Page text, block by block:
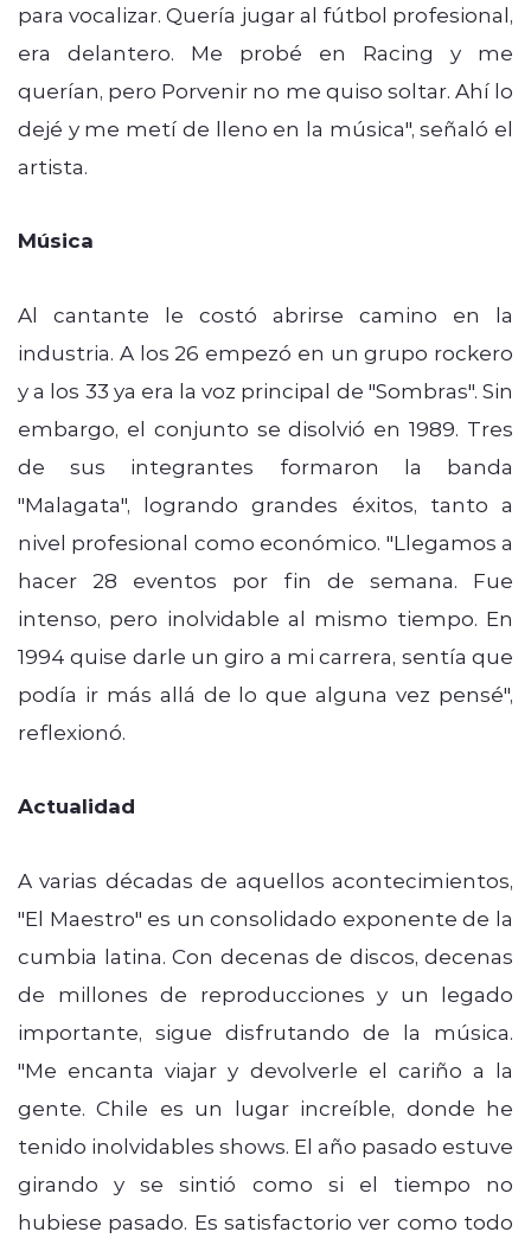
para vocalizar. Quería jugar al fútbol profesional,
era delantero. Me probé en Racing y me
querían, pero Porvenir no me quiso soltar. Ahí lo
dejé y me metí de lleno en la música", señaló el
artista.
Música
Al cantante le costó abrirse camino en la
industria. A los 26 empezó en un grupo rockero
y a los 33 ya era la voz principal de "Sombras". Sin
embargo, el conjunto se disolvió en 1989. Tres
de sus integrantes formaron la banda
"Malagata", logrando grandes éxitos, tanto a
nivel profesional como económico. "Llegamos a
hacer 28 eventos por fin de semana. Fue
intenso, pero inolvidable al mismo tiempo. En
1994 quise darle un giro a mi carrera, sentía que
podía ir más allá de lo que alguna vez pensé",
reflexionó.
Actualidad
A varias décadas de aquellos acontecimientos,
"El Maestro" es un consolidado exponente de la
cumbia latina. Con decenas de discos, decenas
de millones de reproducciones y un legado
importante, sigue disfrutando de la música.
"Me encanta viajar y devolverle el cariño a la
gente. Chile es un lugar increíble, donde he
tenido inolvidables shows. El año pasado estuve
girando y se sintió como si el tiempo no
hubiese pasado. Es satisfactorio ver como todo